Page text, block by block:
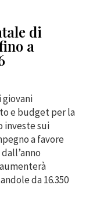
di
a
e budget per la
investe sui
a favore
da 16.350